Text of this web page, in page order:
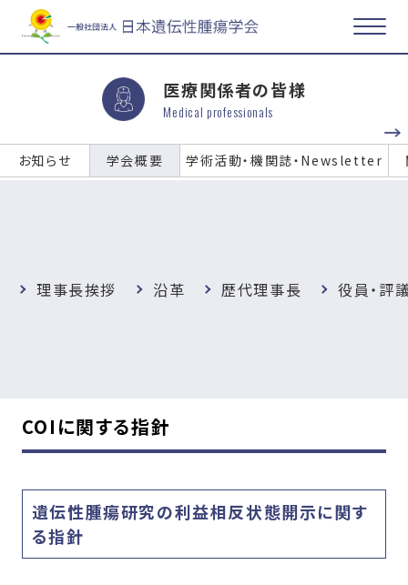
医療関係者の皆様
Medical professionals
お知らせ 学会概要
理事長挨拶 沿革 歴代理事長 役員・評
学術活動・機関誌・Newsletter
学会概要
COIに関する指針
遺伝性腫瘍研究の利益相反状態開示に関す
る指針